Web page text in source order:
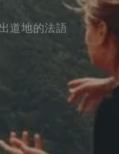
道地的法語